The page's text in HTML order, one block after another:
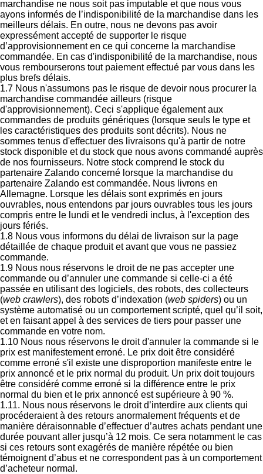
marchandise ne nous soit pas imputable et que nous vous
ayons informés de l’indisponibilité de la marchandise dans les
meilleurs délais. En outre, nous ne devons pas avoir
expressément accepté de supporter le risque
d’approvisionnement en ce qui concerne la marchandise
commandée. En cas d'indisponibilité de la marchandise, nous
vous rembourserons tout paiement effectué par vous dans les
plus brefs délais.
1.7 Nous n'assumons pas le risque de devoir nous procurer la
marchandise commandée ailleurs (risque
d'approvisionnement). Ceci s'applique également aux
commandes de produits génériques (lorsque seuls le type et
les caractéristiques des produits sont décrits). Nous ne
sommes tenus d'effectuer des livraisons qu'à partir de notre
stock disponible et du stock que nous avons commandé auprès
de nos fournisseurs. Notre stock comprend le stock du
partenaire Zalando concerné lorsque la marchandise du
partenaire Zalando est commandée. Nous livrons en
Allemagne. Lorsque les délais sont exprimés en jours
ouvrables, nous entendons par jours ouvrables tous les jours
compris entre le lundi et le vendredi inclus, à l'exception des
jours fériés.
1.8 Nous vous informons du délai de livraison sur la page
détaillée de chaque produit et avant que vous ne passiez
commande.
1.9 Nous nous réservons le droit de ne pas accepter une
commande ou d’annuler une commande si celle-ci a été
passée en utilisant des logiciels, des robots, des collecteurs
(web crawlers), des robots d’indexation (web spiders) ou un
système automatisé ou un comportement scripté, quel qu’il soit,
et en faisant appel à des services de tiers pour passer une
commande en votre nom.
1.10 Nous nous réservons le droit d'annuler la commande si le
prix est manifestement erroné. Le prix doit être considéré
comme erroné s'il existe une disproportion manifeste entre le
prix annoncé et le prix normal du produit. Un prix doit toujours
être considéré comme erroné si la différence entre le prix
normal du bien et le prix annoncé est supérieure à 90 %.
1.11. Nous nous réservons le droit d’interdire aux clients qui
procéderaient à des retours anormalement fréquents et de
manière déraisonnable d’effectuer d’autres achats pendant une
durée pouvant aller jusqu’à 12 mois. Ce sera notamment le cas
si ces retours sont exagérés de manière répétée ou bien
témoignent d’abus et ne correspondent pas à un comportement
d’acheteur normal.